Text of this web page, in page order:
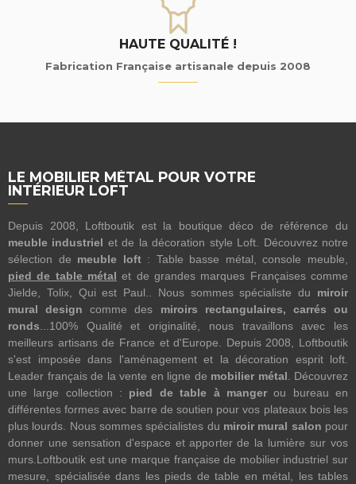
HAUTE QUALITÉ !
Fabrication Française artisanale depuis 2008
LE MOBILIER MÉTAL POUR VOTRE
INTÉRIEUR LOFT
Depuis 2008, Loftboutik est la boutique déco de référence du
meuble industriel et de la décoration style Loft. Découvrez notre
sélection de meuble loft: Table basse métal, console meuble,
pied de table métal et de grandes marques Françaises comme
Jielde, Tolix, Qui est Paul.. Nous sommes spécialiste du miroir
mural design comme des miroirs rectangulaires, carrés ou
ronds...100% Qualité et originalité, nous travaillons avec les
meilleurs artisans de France et d'Europe. Depuis 2008, Loftboutik
s'est imposée dans l'aménagement et la décoration esprit loft.
Leader français de la vente en ligne de mobilier métal. Découvrez
une large collection : pied de table à mangerou bureau en
différentes formes avec barre de soutien pour vos plateaux bois les
plus lourds. Nous sommes spécialistes du miroir mural salon pour
donner une sensation d'espace et apporter de la lumière sur vos
murs.Loftboutik est une marque française de mobilier industriel sur
mesure, spécialisée dans les pieds de table en métal, les tables